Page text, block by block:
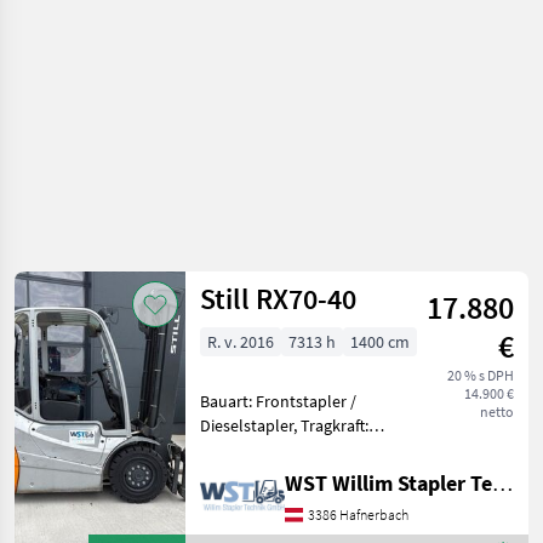
Still RX70-40
17.880
€
20 % s DPH
14.900 €
netto
R. v. 2016 7313 h 1400 cm
Bauart: Frontstapler /
Dieselstapler, Tragkraft:
Bauhöhe: 2600mm,
Freihub: 150mm,
Gabellänge: 1200mm,
WST Willim Stapler Technik GmbH
3386 Hafnerbach